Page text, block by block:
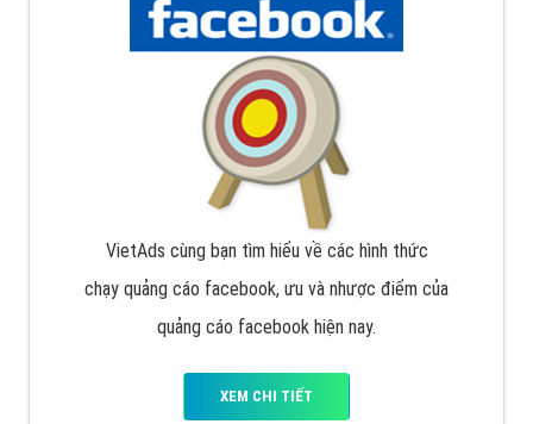
VietAds cùng bạn tìm hiểu về các hình thức
chạy quảng cáo facebook, ưu và nhược điểm của
quảng cáo facebook hiện nay.
XEM CHI TIẾT